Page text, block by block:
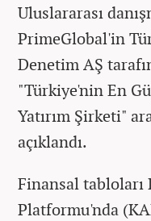
Uluslararası
PrimeGlobal'in
Denetim AŞ
"Türkiye'nin En
Yatırım Şirketi"
açıklandı.
Finansal tabloları
Platformu'nda